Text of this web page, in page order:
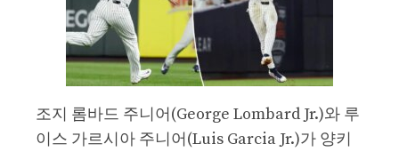
조지 롬바드 주니어(George Lombard Jr.)와 루
이스 가르시아 주니어(Luis Garcia Jr.)가 양키